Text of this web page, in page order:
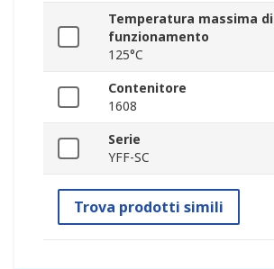
Temperatura massima di
funzionamento
125°C
Contenitore
1608
Serie
YFF-SC
Trova prodotti simili